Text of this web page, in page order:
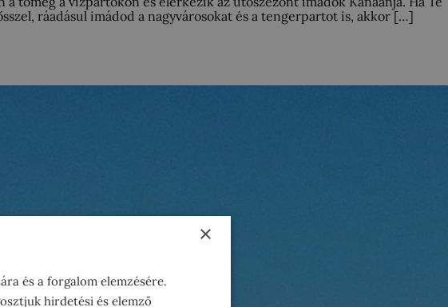
ráadásul imádod a nagyvárosokat és a tengerpartot is, akkor […]
×
és a forgalom elemzésére.
hirdetési és elemző